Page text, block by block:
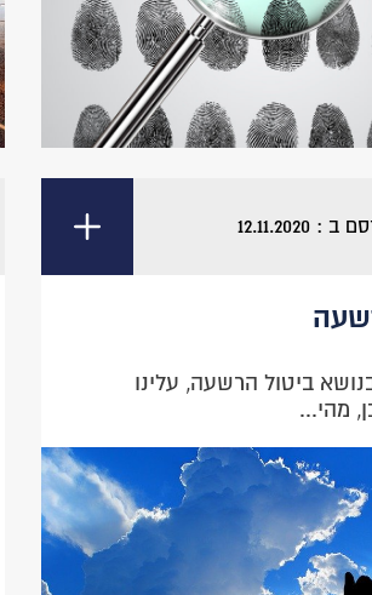
: 12.11.2020
ביטול הרשעה, עלינו
מהי...